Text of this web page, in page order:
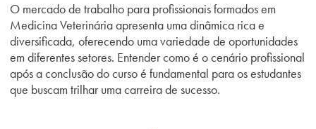
O mercado de trabalho para profissionais formados em
Medicina Veterinária apresenta uma dinâmica rica e
diversificada, oferecendo uma variedade de oportunidades
em diferentes setores. Entender como é o cenário profissional
após a conclusão do curso é fundamental para os estudantes
que buscam trilhar uma carreira de sucesso.